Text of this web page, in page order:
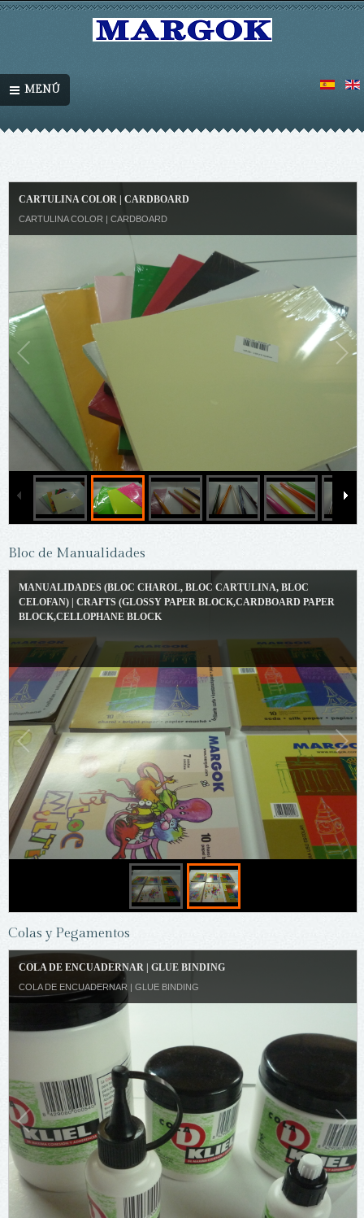
MENÚ
CARTULINA COLOR | CARDBOARD
CARTULINA COLOR | CARDBOARD
Bloc de Manualidades
MANUALIDADES (BLOC CHAROL, BLOC CARTULINA, BLOC
CELOFAN) | CRAFTS (GLOSSY PAPER BLOCK,CARDBOARD PAPER
BLOCK,CELLOPHANE BLOCK
Colas y Pegamentos
COLA DE ENCUADERNAR | GLUE BINDING
COLA DE ENCUADERNAR | GLUE BINDING